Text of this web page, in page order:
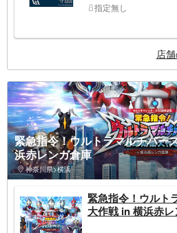
指定無し
店
緊急指令！ウルトラマルチバー
浜赤レンガ倉庫
神奈川県>横浜
緊急指令！ウルト
大作戦 in 横浜赤